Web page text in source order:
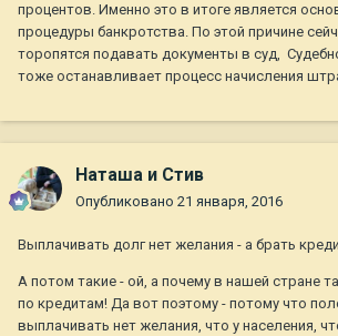
процентов. Именно это в итоге является
процедуры банкротства. По этой причине
торопятся подавать документы в суд,
тоже останавливает процесс начисления
Наташа и Стив
Опубликовано 21 января, 2016
Выплачивать долг нет желания - а брать
А потом такие - ой, а почему в нашей стране
по кредитам! Да вот поэтому - потому что
выплачивать нет желания, что у населения,